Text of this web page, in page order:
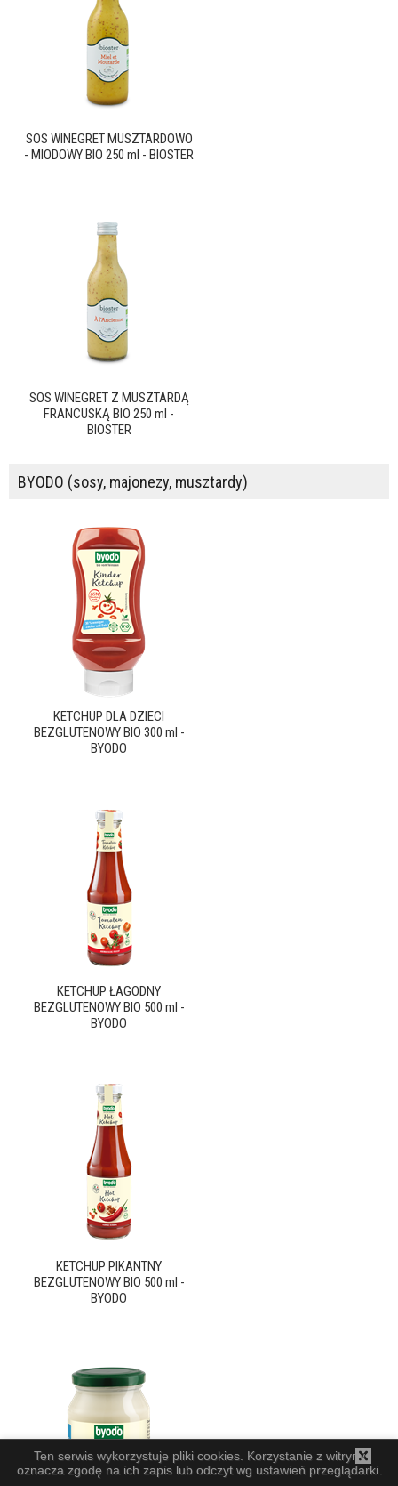
SOS WINEGRET MUSZTARDOWO
- MIODOWY BIO 250 ml - BIOSTER
SOS WINEGRET Z MUSZTARDĄ
FRANCUSKĄ BIO 250 ml -
BIOSTER
BYODO (sosy, majonezy, musztardy)
KETCHUP DLA DZIECI
BEZGLUTENOWY BIO 300 ml -
BYODO
KETCHUP ŁAGODNY
BEZGLUTENOWY BIO 500 ml -
BYODO
KETCHUP PIKANTNY
BEZGLUTENOWY BIO 500 ml -
BYODO
Ten serwis wykorzystuje pliki cookies. Korzystanie z witryny
oznacza zgodę na ich zapis lub odczyt wg ustawień przeglądarki.